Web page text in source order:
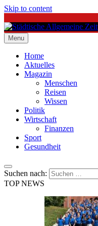
Skip to content
Städtische Allgemeine Zeitung
Menu
Home
Aktuelles
Magazin
Menschen
Reisen
Wissen
Politik
Wirtschaft
Finanzen
Sport
Gesundheit
Suchen nach:
TOP NEWS